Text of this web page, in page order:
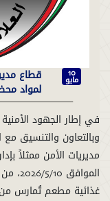
10
مايو قطاع
لمواد
في إطار الجهود الأمنية
وبالتعاون والتنسيق مع
مديريات الأمن ممثلاً
غذائية مطعم تُمارس من